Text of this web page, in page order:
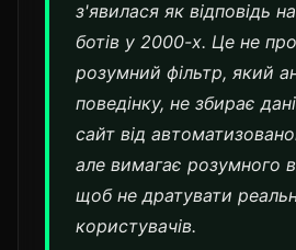
з'явилася як відповідь
ботів у 2000-х. Це не
розумний фільтр, який
поведінку, не збирає
сайт від
але вимагає розумного
щоб не дратувати
користувачів.